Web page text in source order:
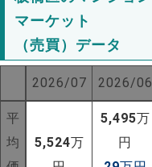
マーケット
（売買）データ
2026/07 2026/06
平
均
5,524万
5,495万
円